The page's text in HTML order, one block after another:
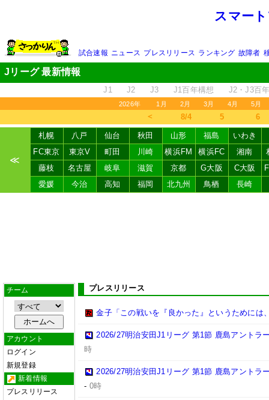
スマー
試合速報 ニュース プレスリリース ランキング 故障者
Jリーグ 最新情報
J1 J2 J3 J1百年構想 J2・J3百
2026年 1月 2月 3月 4月 5月
＜ 8/4 5 6
≪
札幌 八戸 仙台 秋田 山形 福島
いわき
FC東京
東京V 町田 川崎 横浜FM 横浜FC 湘南
藤枝
名古屋 岐阜 滋賀 京都 G大阪 C大阪
愛媛
今治 高知 福岡 北九州 鳥栖 長崎
チーム
アカウント
ログイン
新規登録
新着情報
プレスリリース
プレスリリース
金子「この戦いを『良かった』というためには
2026/27明治安田J1リーグ 第1節 鹿島アントラ
時
2026/27明治安田J1リーグ 第1節 鹿島アントラ
- 0時